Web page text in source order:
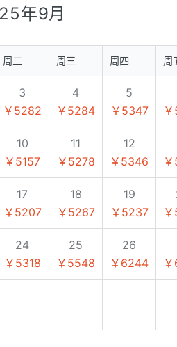
年9月
周二 周三 周四 周
3
￥5282
4
￥5284
5
￥5347
10
￥5157
11
￥5278
12
￥5346
17
￥5207
18
￥5267
19
￥5237
24
￥5318
25
￥5548
26
￥6244